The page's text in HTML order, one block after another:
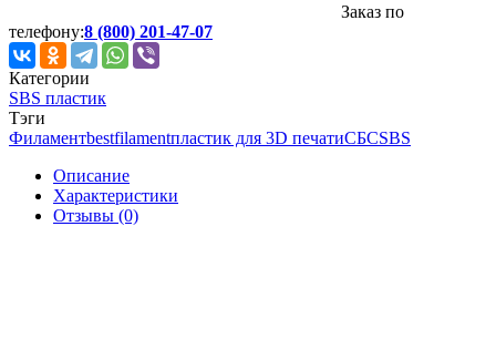
Заказ по
телефону:8 (800) 201-47-07
Категории
SBS пластик
Тэги
Филаментbestfilamentпластик для 3D печатиСБСSBS
Описание
Характеристики
Отзывы (0)